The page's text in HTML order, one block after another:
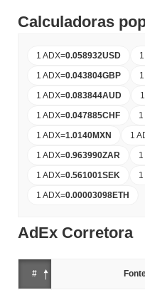
Calculadoras
1 ADX=0.058932USD
1 ADX=0.043804GBP
1 ADX=0.083844AUD
1 ADX=0.047885CHF
1 ADX=1.0140MXN 1
1 ADX=0.963990ZAR
1 ADX=0.561001SEK
1 ADX=0.00003098ETH
AdEx Corretora
#